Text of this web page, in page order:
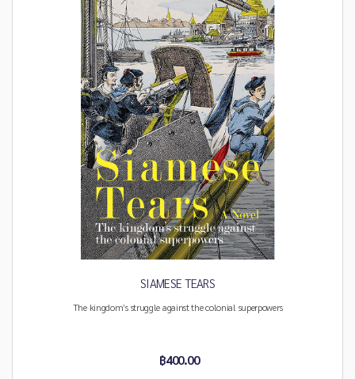
SIAMESE TEARS
The kingdom’s struggle against the colonial superpowers
฿400.00